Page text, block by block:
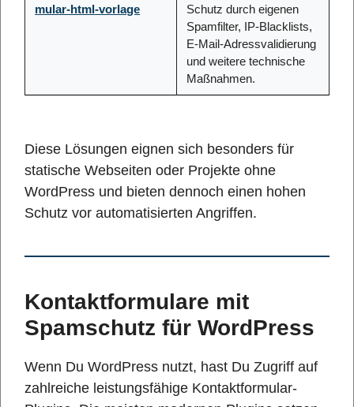
mular-html-vorlage
Schutz durch eigenen
Spamfilter, IP-Blacklists,
E-Mail-Adressvalidierung
und weitere technische
Maßnahmen.
Diese Lösungen eignen sich besonders für
statische Webseiten oder Projekte ohne
WordPress und bieten dennoch einen hohen
Schutz vor automatisierten Angriffen.
Kontaktformulare mit
Spamschutz für WordPress
Wenn Du WordPress nutzt, hast Du Zugriff auf
zahlreiche leistungsfähige Kontaktformular-